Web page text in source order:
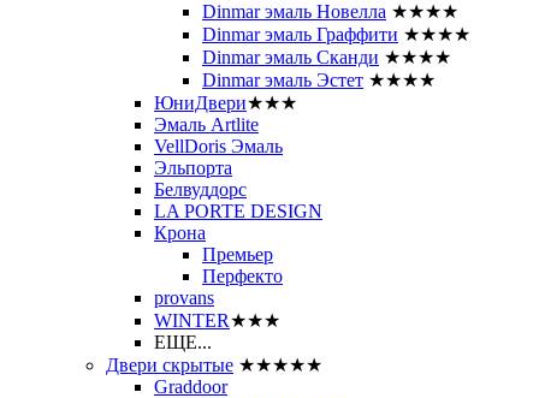
Dinmar эмаль Новелла ★★★★
Dinmar эмаль Граффити ★★★★
Dinmar эмаль Сканди ★★★★
Dinmar эмаль Эстет ★★★★
ЮниДвери★★★
Эмаль Artlite
VellDoris Эмаль
Эльпорта
Белвуддорс
LA PORTE DESIGN
Крона
Премьер
Перфекто
provans
WINTER★★★
ЕЩЕ...
Двери скрытые ★★★★★
Graddoor